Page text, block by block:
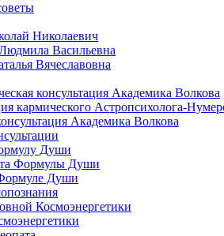
Николаевич
Васильевна
Вячеславовна
консультация Академика Волкова
кармического Астропсихолога-
Академика Волкова
Души
Формулы Души
Души
Космоэнергетики